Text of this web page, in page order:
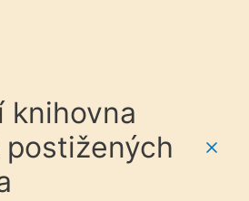
knihovna
postižených